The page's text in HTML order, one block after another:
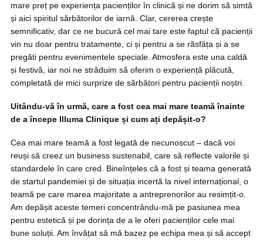
mare preț pe experiența pacienților în clinică și ne dorim să simtă
și aici spiritul sărbătorilor de iarnă. Clar, cererea crește
semnificativ, dar ce ne bucură cel mai tare este faptul că pacienții
vin nu doar pentru tratamente, ci și pentru a se răsfăța și a se
pregăti pentru evenimentele speciale. Atmosfera este una caldă
și festivă, iar noi ne străduim să oferim o experiență plăcută,
completată de mici surprize de sărbători pentru pacienții noștri.
Uitându-vă în urmă, care a fost cea mai mare teamă înainte
de a începe Illuma Clinique și cum ați depășit-o?
Cea mai mare teamă a fost legată de necunoscut – dacă voi
reuși să creez un business sustenabil, care să reflecte valorile și
standardele în care cred. Bineînțeles că a fost și teama generată
de startul pandemiei și de situația incertă la nivel internațional, o
teamă pe care marea majoritate a antreprenorilor au resimțit-o.
Am depășit aceste temeri concentrându-mă pe pasiunea mea
pentru estetică și pe dorința de a le oferi pacienților cele mai
bune soluții. Am învățat să mă bazez pe echipa mea și să accept